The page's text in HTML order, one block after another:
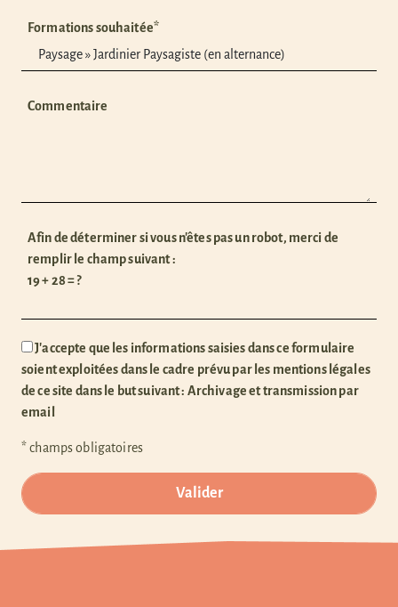
Formations souhaitée*
Commentaire
Afin de déterminer si vous n'êtes pas un robot, merci de
remplir le champ suivant :
19 + 28 = ?
J'accepte que les informations saisies dans ce formulaire
soient exploitées dans le cadre prévu par les mentions légales
de ce site dans le but suivant : Archivage et transmission par
email
* champs obligatoires